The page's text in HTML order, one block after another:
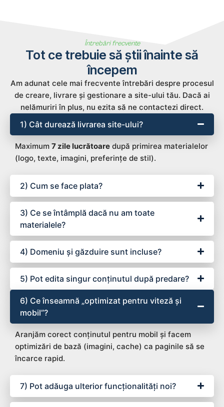
Întrebări frecvente
Tot ce trebuie să știi înainte să
începem
Am adunat cele mai frecvente întrebări despre procesul
de creare, livrare și gestionare a site-ului tău. Dacă ai
nelămuriri în plus, nu ezita să ne contactezi direct.
1) Cât durează livrarea site-ului?
Maximum 7 zile lucrătoare după primirea materialelor
(logo, texte, imagini, preferințe de stil).
2) Cum se face plata?
3) Ce se întâmplă dacă nu am toate
materialele?
4) Domeniu și găzduire sunt incluse?
5) Pot edita singur conținutul după predare?
6) Ce înseamnă „optimizat pentru viteză și
mobil”?
Aranjăm corect conținutul pentru mobil și facem
optimizări de bază (imagini, cache) ca paginile să se
încarce rapid.
7) Pot adăuga ulterior funcționalități noi?